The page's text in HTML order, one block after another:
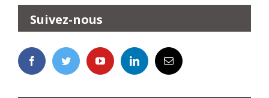
Suivez-nous